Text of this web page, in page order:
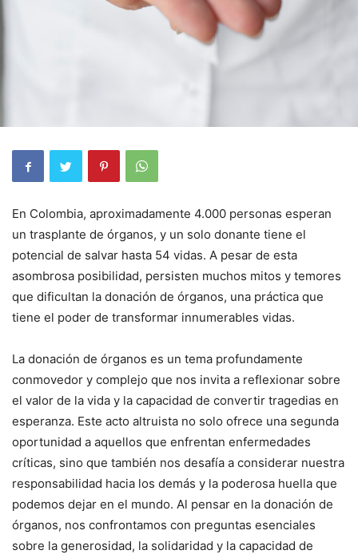
En Colombia, aproximadamente 4.000 personas esperan
un trasplante de órganos, y un solo donante tiene el
potencial de salvar hasta 54 vidas. A pesar de esta
asombrosa posibilidad, persisten muchos mitos y temores
que dificultan la donación de órganos, una práctica que
tiene el poder de transformar innumerables vidas.
La donación de órganos es un tema profundamente
conmovedor y complejo que nos invita a reflexionar sobre
el valor de la vida y la capacidad de convertir tragedias en
esperanza. Este acto altruista no solo ofrece una segunda
oportunidad a aquellos que enfrentan enfermedades
críticas, sino que también nos desafía a considerar nuestra
responsabilidad hacia los demás y la poderosa huella que
podemos dejar en el mundo. Al pensar en la donación de
órganos, nos confrontamos con preguntas esenciales
sobre la generosidad, la solidaridad y la capacidad de